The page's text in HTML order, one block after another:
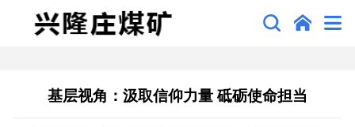
基层视角：汲取信仰力量 砥砺使命担当